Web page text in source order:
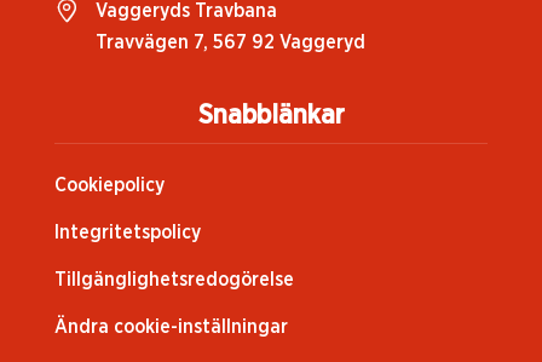
Snabblänkar
Cookiepolicy
Integritetspolicy
Tillgänglighetsredogörelse
Ändra cookie-inställningar
Vaggeryds Travbana
Travvägen 7, 567 92 Vaggeryd